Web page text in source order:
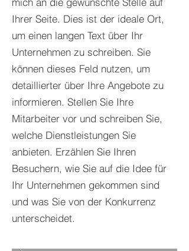
Ihrer Seite. Dies ist der ideale Ort,
um einen langen Text über Ihr
Unternehmen zu schreiben. Sie
können dieses Feld nutzen, um
detaillierter über Ihre Angebote zu
informieren. Stellen Sie Ihre
Mitarbeiter vor und schreiben Sie,
welche Dienstleistungen Sie
anbieten. Erzählen Sie Ihren
Besuchern, wie Sie auf die Idee für
Ihr Unternehmen gekommen sind
und was Sie von der Konkurrenz
unterscheidet.